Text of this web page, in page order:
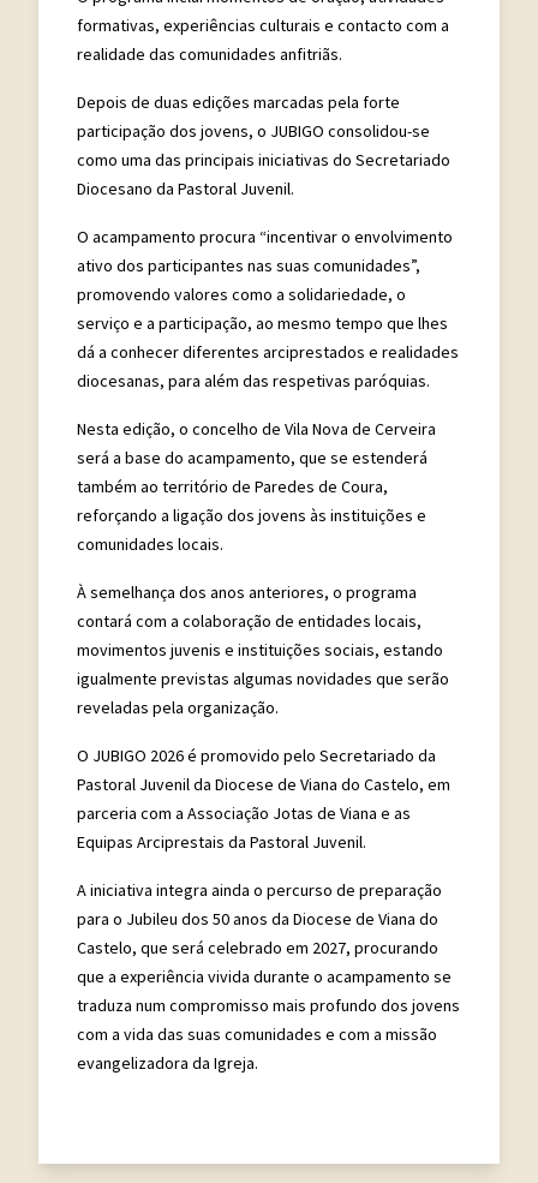
formativas, experiências culturais e contacto com a
realidade das comunidades anfitriãs.
Depois de duas edições marcadas pela forte
participação dos jovens, o JUBIGO consolidou-se
como uma das principais iniciativas do Secretariado
Diocesano da Pastoral Juvenil.
O acampamento procura “incentivar o envolvimento
ativo dos participantes nas suas comunidades”,
promovendo valores como a solidariedade, o
serviço e a participação, ao mesmo tempo que lhes
dá a conhecer diferentes arciprestados e realidades
diocesanas, para além das respetivas paróquias.
Nesta edição, o concelho de Vila Nova de Cerveira
será a base do acampamento, que se estenderá
também ao território de Paredes de Coura,
reforçando a ligação dos jovens às instituições e
comunidades locais.
À semelhança dos anos anteriores, o programa
contará com a colaboração de entidades locais,
movimentos juvenis e instituições sociais, estando
igualmente previstas algumas novidades que serão
reveladas pela organização.
O JUBIGO 2026 é promovido pelo Secretariado da
Pastoral Juvenil da Diocese de Viana do Castelo, em
parceria com a Associação Jotas de Viana e as
Equipas Arciprestais da Pastoral Juvenil.
A iniciativa integra ainda o percurso de preparação
para o Jubileu dos 50 anos da Diocese de Viana do
Castelo, que será celebrado em 2027, procurando
que a experiência vivida durante o acampamento se
traduza num compromisso mais profundo dos jovens
com a vida das suas comunidades e com a missão
evangelizadora da Igreja.